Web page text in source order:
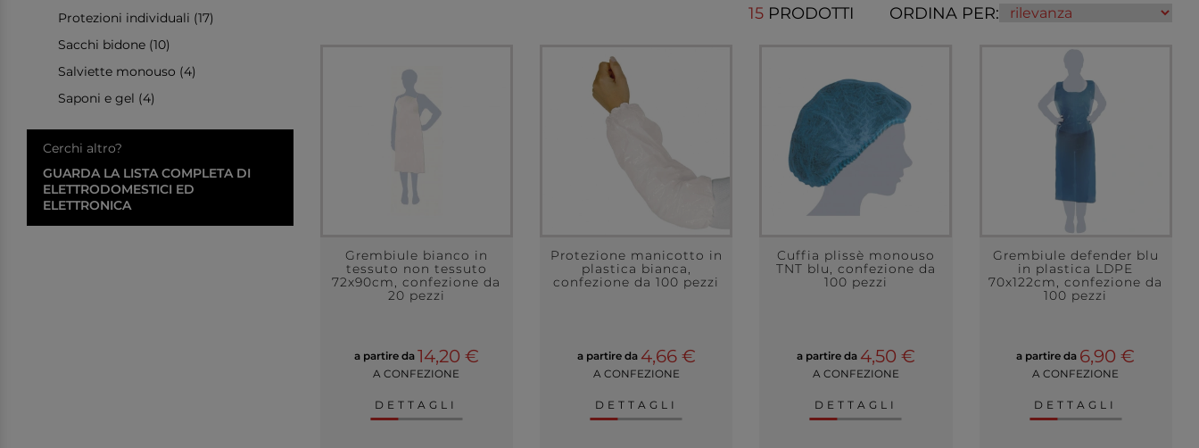
Protezioni individuali (17)
Sacchi bidone (10)
Salviette monouso (4)
Saponi e gel (4)
Cerchi altro?
GUARDA LA LISTA COMPLETA DI
ELETTRODOMESTICI ED
ELETTRONICA
15 PRODOTTI ORDINA PER:
Grembiule bianco in
tessuto non tessuto
72x90cm, confezione da
20 pezzi
a partire da 14,20 €
A CONFEZIONE
DETTAGLI
Protezione manicotto in
plastica bianca,
confezione da 100 pezzi
a partire da 4,66 €
A CONFEZIONE
DETTAGLI
Cuffia plissè monouso
TNT blu, confezione da
100 pezzi
a partire da 4,50 €
A CONFEZIONE
DETTAGLI
Grembiule defender blu
in plastica LDPE
70x122cm, confezione da
100 pezzi
a partire da 6,90 €
A CONFEZIONE
DETTAGLI